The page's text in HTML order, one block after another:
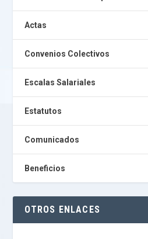
Actas
Convenios Colectivos
Escalas Salariales
Estatutos
Comunicados
Beneficios
OTROS ENLACES